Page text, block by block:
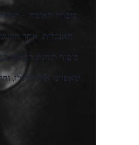
סיפורי האימה –
האנגלית. אחד
שאפיינו את קודמיו,